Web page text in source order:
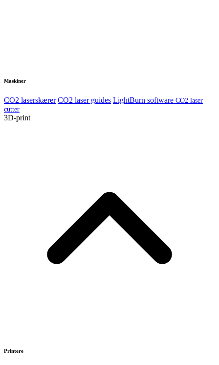
Maskiner
CO2 laserskærer CO2 laser guides LightBurn software CO2 laser
cutter
3D-print
Printere